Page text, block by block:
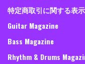
特定商取引に関する表示
Guitar Magazine
Bass Magazine
Rhythm & Drums